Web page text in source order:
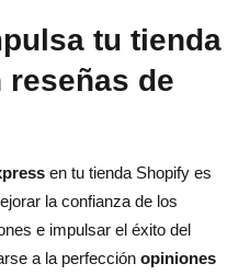
tu tienda
de
en tu tienda Shopify es
la confianza de los
e impulsar el éxito del
a la perfección opiniones